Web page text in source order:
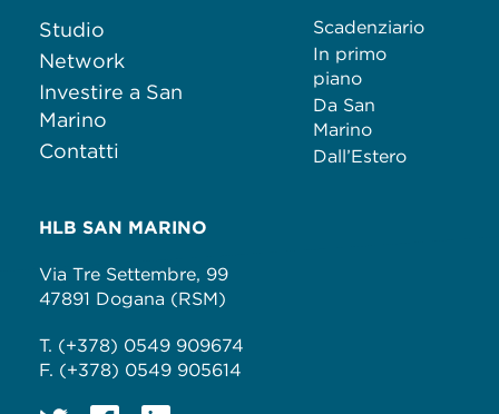
Studio
Network
Investire a San
Marino
Contatti
Scadenziario
In primo
piano
Da San
Marino
Dall’Estero
HLB SAN MARINO
Via Tre Settembre, 99
47891 Dogana (RSM)
T. (+378) 0549 909674
F. (+378) 0549 905614